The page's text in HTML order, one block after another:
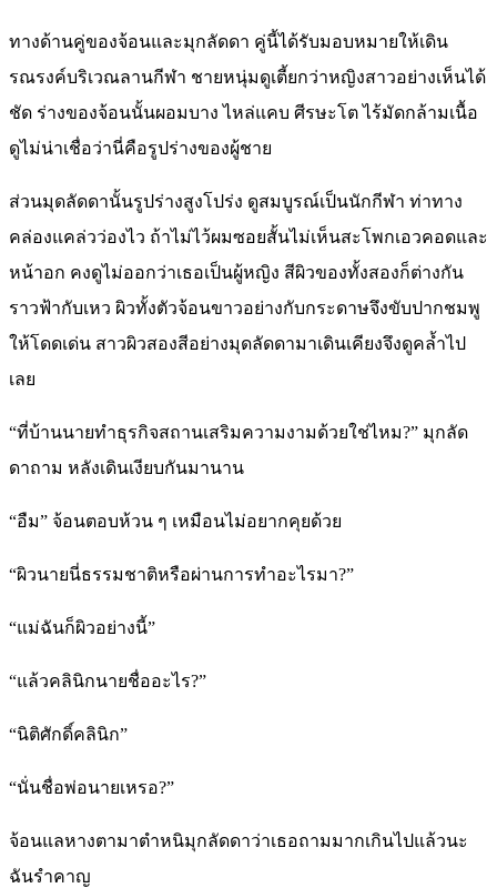
ทางด้านคู่ของจ้อนและมุกลัดดา คู่นี้ได้รับมอบหมายให้เดิน
รณรงค์บริเวณลานกีฬา ชายหนุ่มดูเตี้ยกว่าหญิงสาวอย่างเห็นได้
ชัด ร่างของจ้อนนั้นผอมบาง ไหล่แคบ ศีรษะโต ไร้มัดกล้ามเนื้อ
ดูไม่น่าเชื่อว่านี่คือรูปร่างของผู้ชาย
ส่วนมุดลัดดานั้นรูปร่างสูงโปร่ง ดูสมบูรณ์เป็นนักกีฬา ท่าทาง
คล่องแคล่วว่องไว ถ้าไม่ไว้ผมซอยสั้นไม่เห็นสะโพกเอวคอดและ
หน้าอก คงดูไม่ออกว่าเธอเป็นผู้หญิง สีผิวของทั้งสองก็ต่างกัน
ราวฟ้ากับเหว ผิวทั้งตัวจ้อนขาวอย่างกับกระดาษจึงขับปากชมพู
ให้โดดเด่น สาวผิวสองสีอย่างมุดลัดดามาเดินเคียงจึงดูคล้ำไป
เลย
“ที่บ้านนายทำธุรกิจสถานเสริมความงามด้วยใช่ไหม?” มุกลัด
ดาถาม หลังเดินเงียบกันมานาน
“อืม” จ้อนตอบห้วน ๆ เหมือนไม่อยากคุยด้วย
“ผิวนายนี่ธรรมชาติหรือผ่านการทำอะไรมา?”
“แม่ฉันก็ผิวอย่างนี้”
“แล้วคลินิกนายชื่ออะไร?”
“นิติศักดิ์คลินิก”
“นั่นชื่อพ่อนายเหรอ?”
จ้อนแลหางตามาตำหนิมุกลัดดาว่าเธอถามมากเกินไปแล้วนะ
ฉันรำคาญ